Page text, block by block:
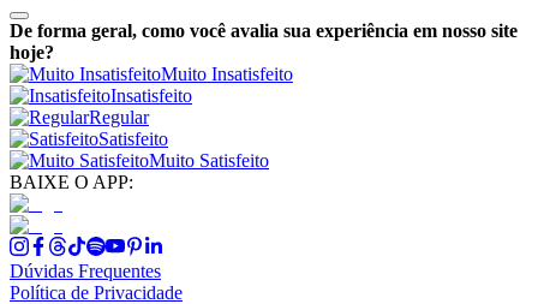
De forma geral, como você avalia sua experiência em nosso site
hoje?
Muito Insatisfeito
Insatisfeito
Regular
Satisfeito
Muito Satisfeito
BAIXE O APP:
Dúvidas Frequentes
Política de Privacidade